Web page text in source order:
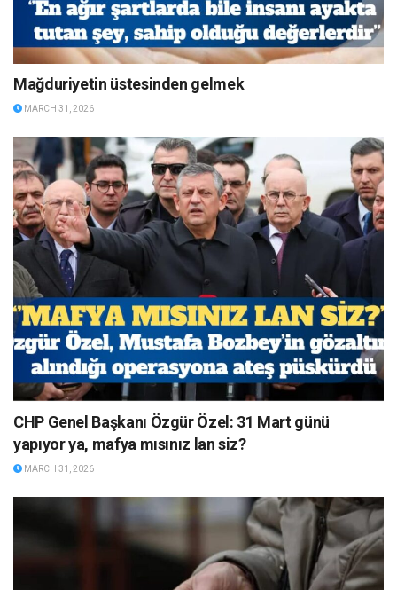
Mağduriyetin üstesinden gelmek
MARCH 31, 2026
CHP Genel Başkanı Özgür Özel: 31 Mart günü
yapıyor ya, mafya mısınız lan siz?
MARCH 31, 2026